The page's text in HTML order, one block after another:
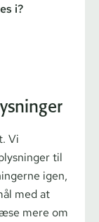
i?
Vi
til
igen,
med at
mere om